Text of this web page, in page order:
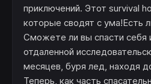
приключений. Этот survival
которые сводят с ума!Есть
Сможете ли вы спасти себя
отдаленной
месяцев, буря лед, находя
Теперь, как часть